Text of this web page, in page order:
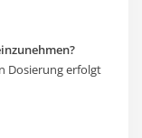
Dosierung erfolgt